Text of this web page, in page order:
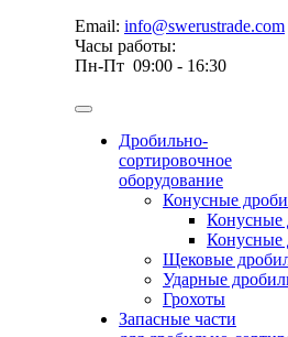
Email: info@swerustrade.com
Часы работы:
Пн-Пт 09:00 - 16:30
Дробильно-
сортировочное
оборудование
Конусные
Конусные
Конусные
Щековые
Ударные
Грохоты
Запасные части